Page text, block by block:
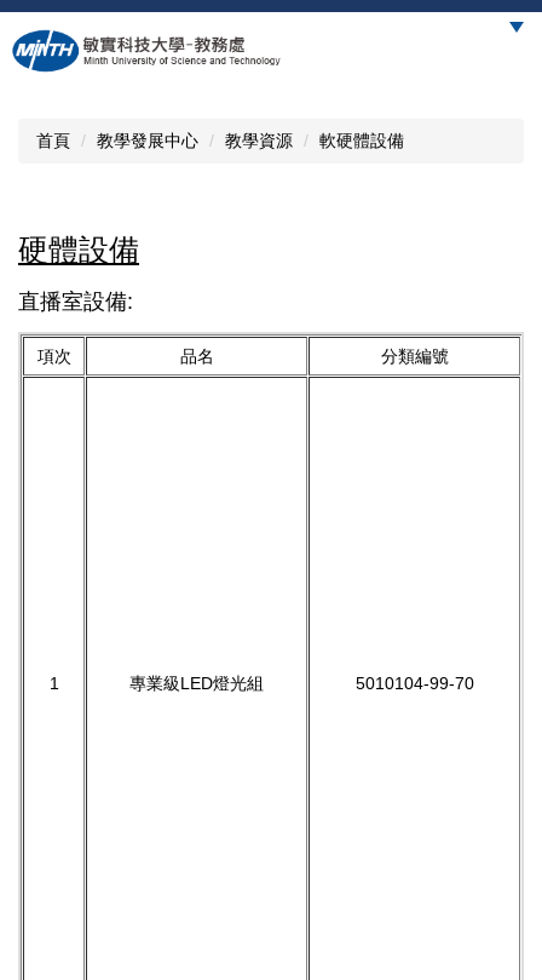
跳
到
主
首頁 教學發展中心 教學資源 軟硬體設備
硬體設備
直播室設備:
項次 品名 分類編號
1 專業級LED燈光組 5010104-99-70